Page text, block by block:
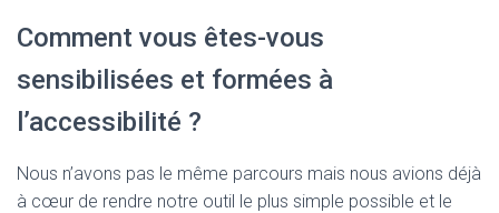
Comment vous êtes-vous
sensibilisées et formées à
l’accessibilité ?
Nous n’avons pas le même parcours mais nous avions déjà
à cœur de rendre notre outil le plus simple possible et le